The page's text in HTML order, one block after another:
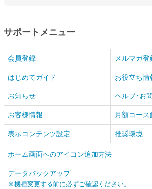
サポートメニュー
会員登録 メルマガ登
はじめてガイド お役立ち情
お知らせ ヘルプ･お
お客様情報 月額コース
表示コンテンツ設定 推奨環境
ホーム画面へのアイコン追加方法
データバックアップ
※機種変更する前に必ずご確認ください。